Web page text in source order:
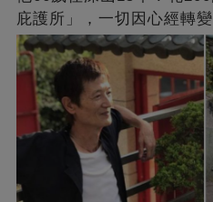
庇護所」，一切因心經轉變